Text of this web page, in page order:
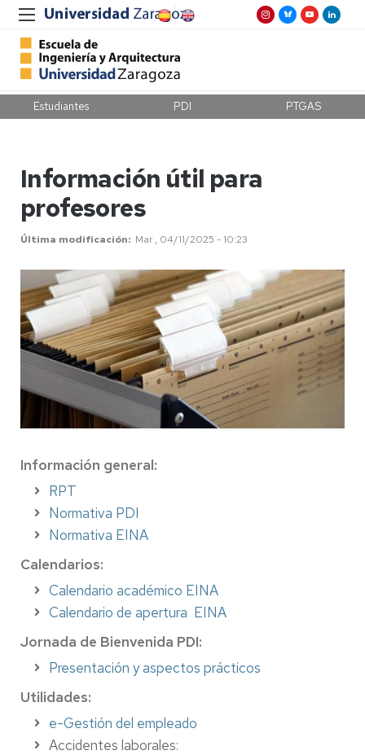
Estudiantes PDI PTGAS
Información útil para
profesores
Última modificación Mar , 04/11/2025 - 10:23
Información general:
RPT
Normativa PDI
Normativa EINA
Calendarios:
Calendario académico EINA
Calendario de apertura EINA
Jornada de Bienvenida PDI:
Presentación y aspectos prácticos
Utilidades:
e-Gestión del empleado
Accidentes laborales: